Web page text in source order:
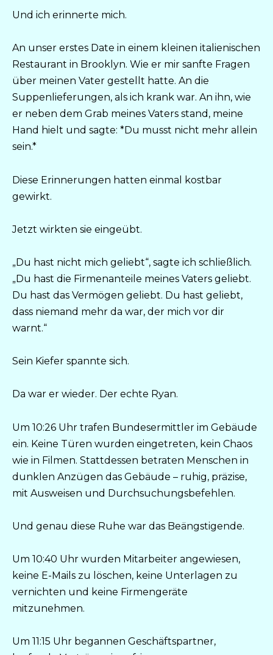
Und ich erinnerte mich.
An unser erstes Date in einem kleinen italienischen
Restaurant in Brooklyn. Wie er mir sanfte Fragen
über meinen Vater gestellt hatte. An die
Suppenlieferungen, als ich krank war. An ihn, wie
er neben dem Grab meines Vaters stand, meine
Hand hielt und sagte: *Du musst nicht mehr allein
sein.*
Diese Erinnerungen hatten einmal kostbar
gewirkt.
Jetzt wirkten sie eingeübt.
„Du hast nicht mich geliebt“, sagte ich schließlich.
„Du hast die Firmenanteile meines Vaters geliebt.
Du hast das Vermögen geliebt. Du hast geliebt,
dass niemand mehr da war, der mich vor dir
warnt.“
Sein Kiefer spannte sich.
Da war er wieder. Der echte Ryan.
Um 10:26 Uhr trafen Bundesermittler im Gebäude
ein. Keine Türen wurden eingetreten, kein Chaos
wie in Filmen. Stattdessen betraten Menschen in
dunklen Anzügen das Gebäude – ruhig, präzise,
mit Ausweisen und Durchsuchungsbefehlen.
Und genau diese Ruhe war das Beängstigende.
Um 10:40 Uhr wurden Mitarbeiter angewiesen,
keine E-Mails zu löschen, keine Unterlagen zu
vernichten und keine Firmengeräte
mitzunehmen.
Um 11:15 Uhr begannen Geschäftspartner,